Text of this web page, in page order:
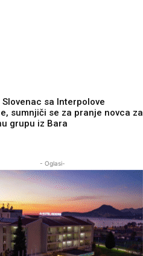
Slovenac sa Interpolove
sumnjiči se za pranje novca za
grupu iz Bara
- Oglasi-